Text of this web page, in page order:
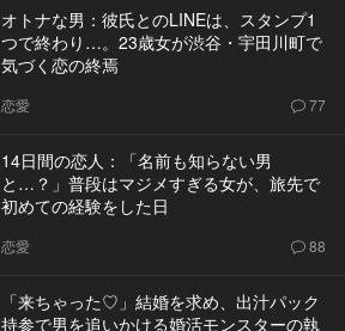
オトナな男：彼氏とのLINEは、スタンプ1
つで終わり…。23歳女が渋谷・宇田川町で
気づく恋の終焉
恋愛 77
14日間の恋人：「名前も知らない男
と…？」普段はマジメすぎる女が、旅先で
初めての経験をした日
恋愛 88
「来ちゃった♡」結婚を求め、出汁パック
持参で男を追いかける婚活モンスターの執